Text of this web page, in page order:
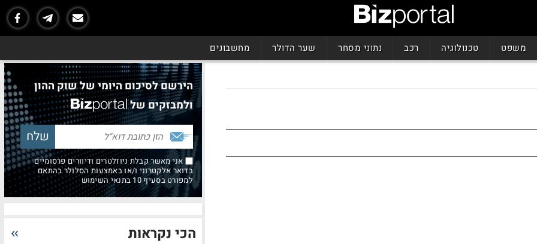
משפט טכנולוגיה רכב נתוני מסחר שער הדולר מחשבונים
הירשם לסיכום היומי של שוק ההון
ולמבזקים של
אני מאשר קבלת ניוזלטרים ודיוורים פרסומיים
בדואר אלקטרוני ו/או באמצעות הסלולר בהתאם
למפורט בסעיף 10 בתנאי השימוש
הכי נקראות